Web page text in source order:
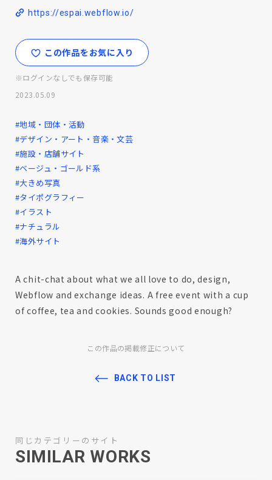
https://espai.webflow.io/
この作品をお気に入り
※ログインなしでも保存可能
2023.05.09
#地域・団体・活動
#デザイン・アート・音楽・文芸
#施設・店舗サイト
#ベージュ・ゴールド系
#大きめ写真
#タイポグラフィー
#イラスト
#ナチュラル
#海外サイト
A chit-chat about what we all love to do, design,
Webflow and exchange ideas. A free event with a cup
of coffee, tea and cookies. Sounds good enough?
この作品の掲載修正について
BACK TO LIST
同じカテゴリーのサイト
SIMILAR WORKS